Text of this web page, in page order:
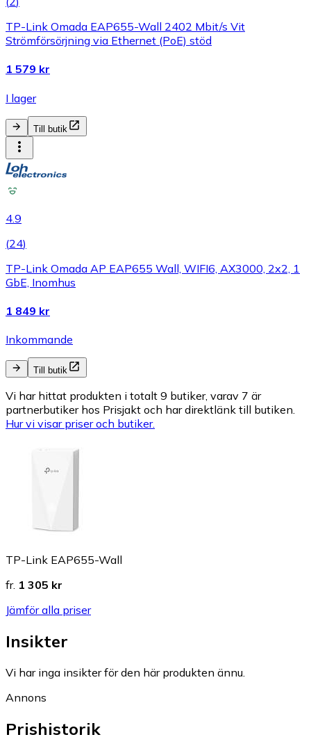
TP-Link Omada EAP655-Wall 2402 Mbit/s Vit
Strömförsörjning via Ethernet (PoE) stöd
1 579 kr
I lager
Till butik
4.9
(24)
TP-Link Omada AP EAP655 Wall, WIFI6, AX3000, 2x2, 1
GbE, Inomhus
1 849 kr
Inkommande
Till butik
Vi har hittat produkten i totalt 9 butiker, varav 7 är
partnerbutiker hos Prisjakt och har direktlänk till butiken.
Hur vi visar priser och butiker.
TP-Link EAP655-Wall
fr. 1 305 kr
Jämför alla priser
Insikter
Vi har inga insikter för den här produkten ännu.
Annons
Prishistorik